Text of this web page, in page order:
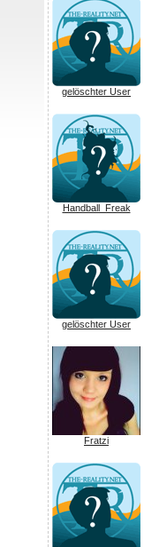
gelöschter User
Handball_Freak
gelöschter User
Fratzi